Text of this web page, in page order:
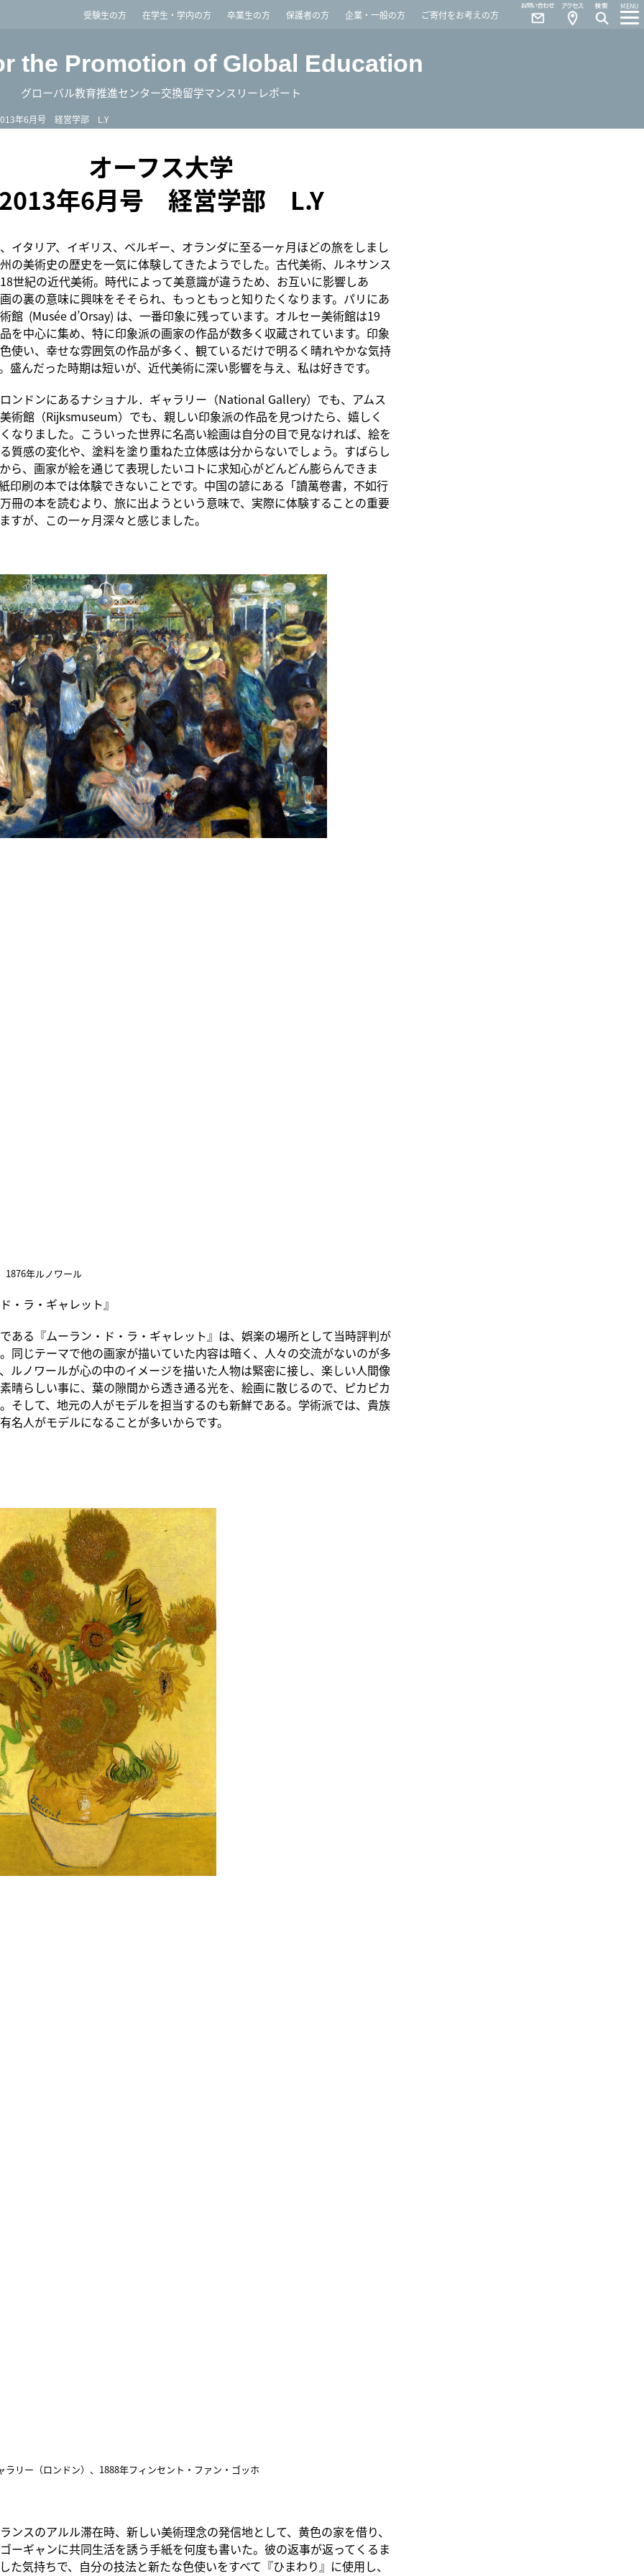
受験生の方 在学生・学内の方 卒業生の方 保護者の方 企業・一般の方 ご寄付をお考えの方
MENU
Access
Contact
the Promotion of Global Education
グローバル教育推進センター交換留学マンスリーレポート
年6月号 経営学部 L.Y
オーフス大学
2013年6月号 経営学部 L.Y
イタリア、イギリス、ベルギー、オランダに至る一ヶ月ほどの旅をしまし
の美術史の歴史を一気に体験してきたようでした。古代美術、ルネサンス
世紀の近代美術。時代によって美意識が違うため、お互いに影響しあ
の裏の意味に興味をそそられ、もっともっと知りたくなります。パリにあ
館 (Musée d’Orsay) は、一番印象に残っています。オルセー美術館は19
を中心に集め、特に印象派の画家の作品が数多く収蔵されています。印象
使い、幸せな雰囲気の作品が多く、観ているだけで明るく晴れやかな気持
盛んだった時期は短いが、近代美術に深い影響を与え、私は好きです。
ンドンにあるナショナル．ギャラリー（National Gallery）でも、アムス
術館（Rijksmuseum）でも、親しい印象派の作品を見つけたら、嬉しく
なりました。こういった世界に名高い絵画は自分の目で見なければ、絵を
質感の変化や、塗料を塗り重ねた立体感は分からないでしょう。すばらし
ら、画家が絵を通じて表現したいコトに求知心がどんどん膨らんできま
印刷の本では体験できないことです。中国の諺にある「讀萬卷書，不如行
冊の本を読むより、旅に出ようという意味で、実際に体験することの重要
すが、この一ヶ月深々と感じました。
1876年ルノワール
・ラ・ギャレット』
ある『ムーラン・ド・ラ・ギャレット』は、娯楽の場所として当時評判が
同じテーマで他の画家が描いていた内容は暗く、人々の交流がないのが多
ルノワールが心の中のイメージを描いた人物は緊密に接し、楽しい人間像
晴らしい事に、葉の隙間から透き通る光を、絵画に散じるので、ピカピカ
そして、地元の人がモデルを担当するのも新鮮である。学術派では、貴族
名人がモデルになることが多いからです。
ラリー（ロンドン）、1888年フィンセント・ファン・ゴッホ
ンスのアルル滞在時、新しい美術理念の発信地として、黄色の家を借り、
ーギャンに共同生活を誘う手紙を何度も書いた。彼の返事が返ってくるま
た気持ちで、自分の技法と新たな色使いをすべて『ひまわり』に使用し、